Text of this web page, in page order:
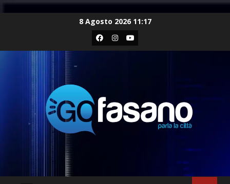
8 Agosto 2026 11:17
Facebook
Instagram
Youtube